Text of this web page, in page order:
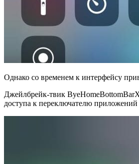
Однако со временем к интерфейсу
Джейлбрейк-твик
доступа к переключателю приложений